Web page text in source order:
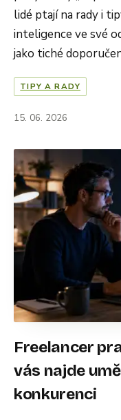
lidé ptají na rady i
inteligence ve své
jako tiché
TIPY A RADY
15. 06. 2026
Freelancer
vás najde
konkurenci